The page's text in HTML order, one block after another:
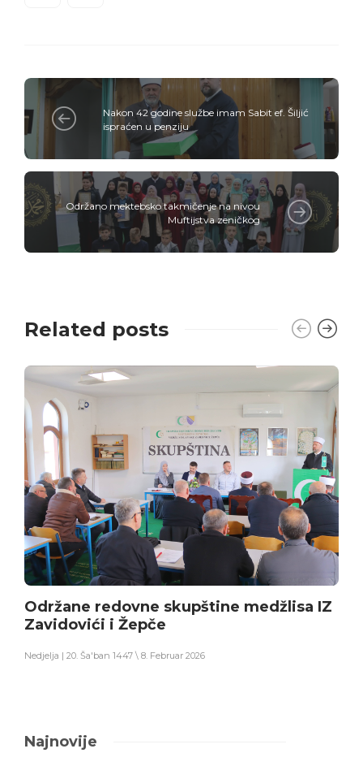
Nakon 42 godine službe imam Sabit ef. Šiljić
ispraćen u penziju
Održano mektebsko takmičenje na nivou
Muftijstva zeničkog
Related posts
Održane redovne skupštine medžlisa IZ
Zavidovići i Žepče
Nedjelja | 20. Ša'ban 1447 \ 8. Februar 2026
Najnovije